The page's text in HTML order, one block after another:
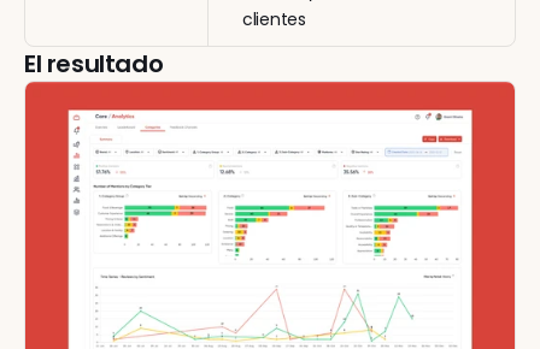
clientes
El resultado